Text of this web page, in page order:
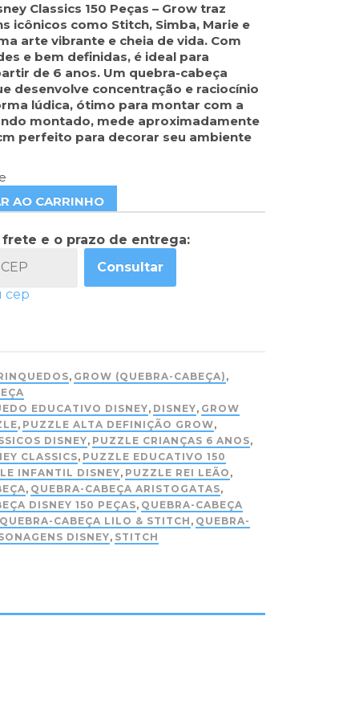
Classics 150 Peças – Grow traz
icônicos como Stitch, Simba, Marie e
arte vibrante e cheia de vida. Com
e bem definidas, é ideal para
de 6 anos. Um quebra-cabeça
desenvolve concentração e raciocínio
lúdica, ótimo para montar com a
montado, mede aproximadamente
perfeito para decorar seu ambiente
AO CARRINHO
frete e o prazo de entrega:
Consultar
cep
, GROW (QUEBRA-CABEÇA) ,
EDUCATIVO DISNEY, DISNEY, GROW
, PUZZLE ALTA DEFINIÇÃO GROW,
DISNEY, PUZZLE CRIANÇAS 6 ANOS,
CLASSICS, PUZZLE EDUCATIVO 150
INFANTIL DISNEY, PUZZLE REI LEÃO ,
, QUEBRA-CABEÇA ARISTOGATAS,
DISNEY 150 PEÇAS, QUEBRA-CABEÇA
QUEBRA-CABEÇA LILO & STITCH , QUEBRA-
DISNEY, STITCH